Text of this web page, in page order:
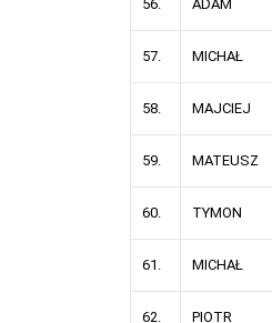
56. ADAM
57. MICHAŁ
58. MAJCIEJ
59. MATEUSZ
60. TYMON
61. MICHAŁ
62. PIOTR